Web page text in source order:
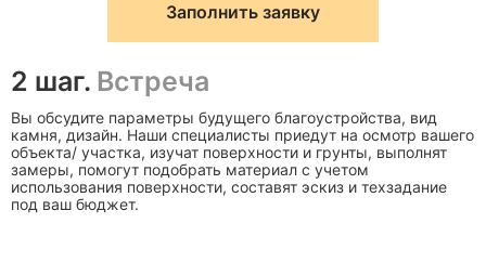
Заполнить заявку
2 шаг. Встреча
Вы обсудите параметры будущего благоустройства, вид
камня, дизайн. Наши специалисты приедут на осмотр вашего
объекта/ участка, изучат поверхности и грунты, выполнят
замеры, помогут подобрать материал с учетом
использования поверхности, составят эскиз и техзадание
под ваш бюджет.